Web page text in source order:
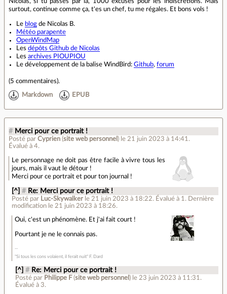
surtout, continue comme ça, t'es un chef, tu me régales. Et bons vols !
Le blog de Nicolas B.
Météo parapente
OpenWindMap
Les dépôts Github de Nicolas
Les archives PIOUPIOU
Le développement de la balise WindBird: Github, forum
(5 commentaires).
Markdown EPUB
# Merci pour ce portrait !
Posté par Cyprien (site web personnel ) le 21 juin 2023 à 14:41 .
Évalué à 4.
Le personnage ne doit pas être facile à vivre tous les
jours, mais il vaut le détour !
Merci pour ce portrait et pour ton journal !
[^] # Re: Merci pour ce portrait !
Posté par Luc-Skywalker le 21 juin 2023 à 18:22. Évalué à 1 . Dernière
modification le 21 juin 2023 à 18:26.
Oui, c'est un phénomène. Et j'ai fait court !
Pourtant je ne le connais pas.
"Si tous les cons volaient, il ferait nuit" F. Dard
[^] # Re: Merci pour ce portrait !
Posté par Philippe F(site web personnel ) le 23 juin 2023 à 11:31 .
Évalué à 3.